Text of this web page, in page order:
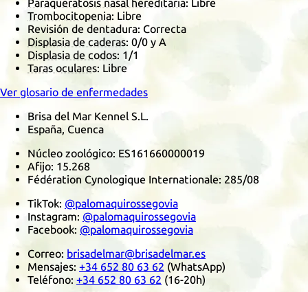
Paraqueratosis nasal hereditaria: Libre
Trombocitopenia: Libre
Revisión de dentadura: Correcta
Displasia de caderas: 0/0 y A
Displasia de codos: 1/1
Taras oculares: Libre
Ver glosario de enfermedades
Brisa del Mar Kennel S.L.
España, Cuenca
Núcleo zoológico: ES161660000019
Afijo: 15.268
Fédération Cynologique Internationale: 285/08
TikTok: @palomaquirossegovia
Instagram: @palomaquirossegovia
Facebook: @palomaquirossegovia
Correo: brisadelmar@brisadelmar.es
Mensajes: +34 652 80 63 62 (WhatsApp)
Teléfono: +34 652 80 63 62 (16-20h)